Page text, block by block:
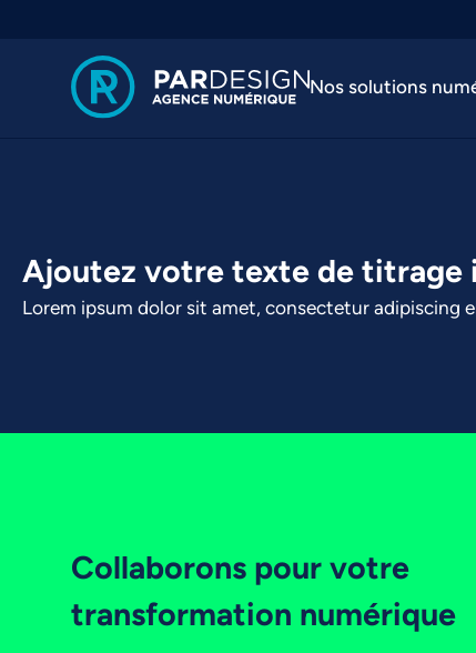
Nos solutions
Ajoutez votre texte de titrage
Lorem ipsum dolor sit amet, consectetur adipiscing
Collaborons pour votre
transformation numérique